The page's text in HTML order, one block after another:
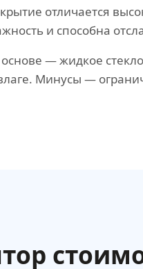
отличается
и способна
— жидкое
Минусы —